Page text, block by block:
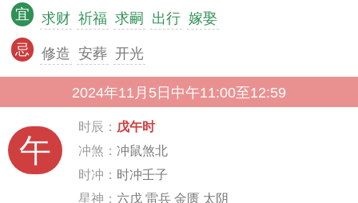
宜 求财 祈福 求嗣 出行 嫁娶
忌 修造 安葬 开光
2024年11月5日中午11:00至12:59
午
时辰： 戊午时
冲煞： 冲鼠煞北
时冲： 时冲壬子
星神： 六戊 雷兵 金匮 太阴